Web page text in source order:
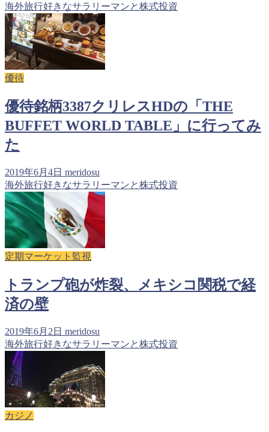
海外旅行好きなサラリーマンと株式投資
優待
優待銘柄3387クリレスHDの「THE
BUFFET WORLD TABLE」に行ってみ
た
2019年6月4日 meridosu
海外旅行好きなサラリーマンと株式投資
定期マーケット監視
トランプ砲が炸裂、メキシコ関税で経
済の壁
2019年6月2日 meridosu
海外旅行好きなサラリーマンと株式投資
カジノ